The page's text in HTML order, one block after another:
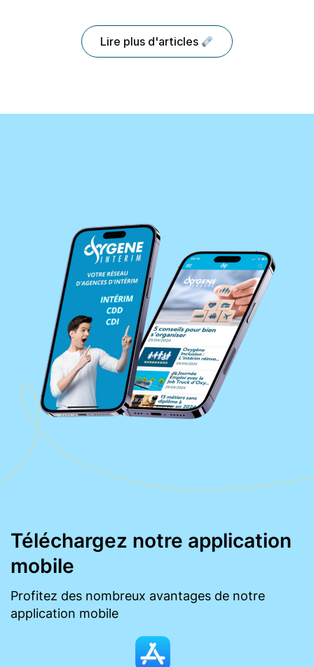
Lire plus d'articles
Téléchargez notre application
mobile
Profitez des nombreux avantages de notre
application mobile